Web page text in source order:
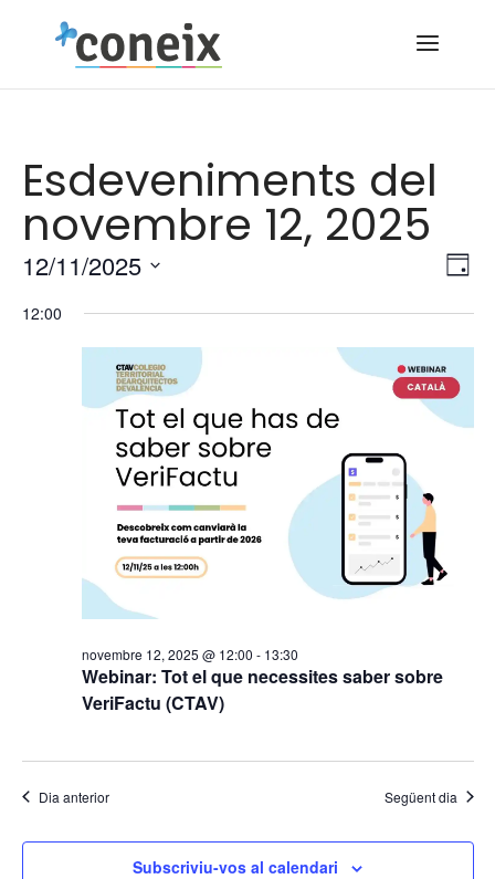
Esdeveniments del
novembre 12, 2025
de
Dia
12/11/2025
una
12:00
Webinar: Tot el que necessites saber sobre
VeriFactu (CTAV)
novembre 12, 2025 @ 12:00 - 13:30
Dia anterior Següent dia
Subscriviu-vos al calendari